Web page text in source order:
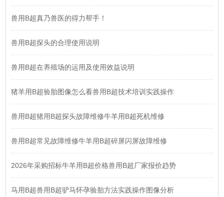
兽用B超真乃兽医的得力帮手！
兽用B超探头的合理使用说明
兽用B超在养殖场的运用及使用效益说明
猪羊用B超验胎图像怎么看兽用B超技术培训实践操作
兽用B超猪用B超探头故障维修牛羊用B超死机维修
兽用B超常见故障维修牛羊用B超碎屏闪屏故障维修
2026年采购招标牛羊用B超价格兽用B超厂家报价趋势
马用B超兽用B超驴马怀孕验胎方法实践操作图像分析